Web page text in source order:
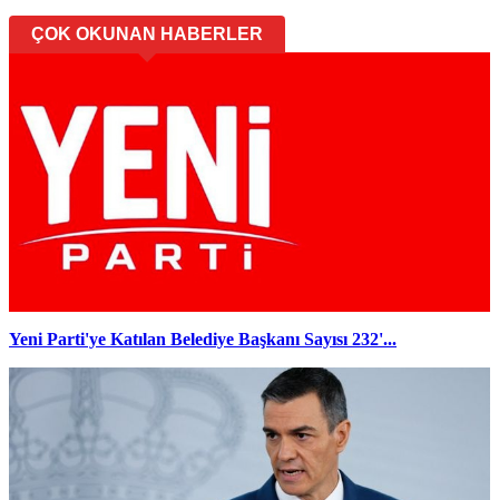
ÇOK OKUNAN HABERLER
Yeni Parti'ye Katılan Belediye Başkanı Sayısı 232'...